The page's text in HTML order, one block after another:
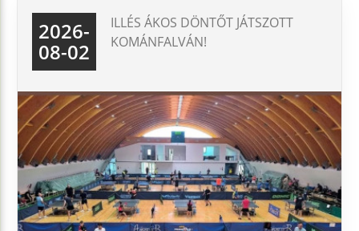
2026-
08-02
ILLÉS ÁKOS DÖNTŐT JÁTSZOTT
KOMÁNFALVÁN!